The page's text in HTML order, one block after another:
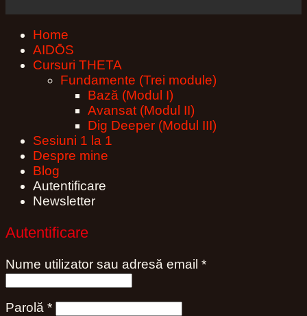
Home
AIDŌS
Cursuri THETA
Fundamente (Trei module)
Bază (Modul I)
Avansat (Modul II)
Dig Deeper (Modul III)
Sesiuni 1 la 1
Despre mine
Blog
Autentificare
Newsletter
Autentificare
Nume utilizator sau adresă email *Obligatoriu
Parolă *Obligatoriu